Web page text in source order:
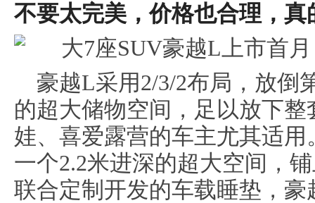
不要太完美，价格也合理 ， 真
豪越L采用2/3/2布局，放倒
的超大储物空间，足以放下
娃、喜爱露营的车主尤其适
一个2.2米进深的超大空间，
联合定制开发的车载睡垫，